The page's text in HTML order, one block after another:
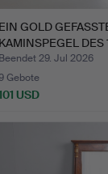
EIN GOLD
KAMINSPEGEL DES
JAH…
Beendet 29. Jul 2026
Gebote
USD